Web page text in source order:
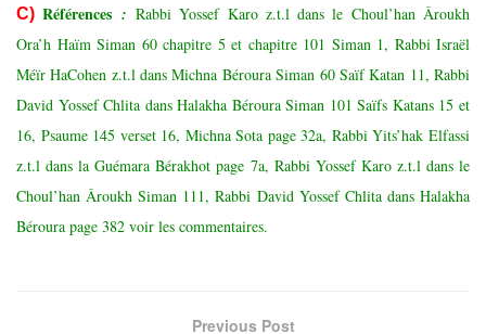
C)Références : Rabbi Yossef Karo z.t.l dans le Choul’han Âroukh
Ora’h Haïm Siman 60 chapitre 5 et chapitre 101 Siman 1, Rabbi Israël
Méïr HaCohen z.t.l dans Michna Béroura Siman 60 Saïf Katan 11, Rabbi
David Yossef Chlita dans Halakha Béroura Siman 101 Saïfs Katans 15 et
16, Psaume 145 verset 16, Michna Sota page 32a, Rabbi Yits’hak Elfassi
z.t.l dans la Guémara Bérakhot page 7a, Rabbi Yossef Karo z.t.l dans le
Choul’han Âroukh Siman 111, Rabbi David Yossef Chlita dans Halakha
Béroura page 382 voir les commentaires.
Previous Post